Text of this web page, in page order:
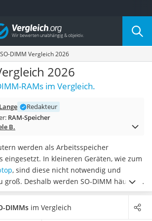
nach Kategorie
SO-DIMM Vergleich 2026
2026
RAMs im Vergleich.
Redakteur
RAM-Speicher
B.
werden als Arbeitsspeicher
eingesetzt. In kleineren Geräten, wie zum
, sind diese nicht notwendig und
groß. Deshalb werden SO-DIMM häufiger
Tests im Internet können diesemit
3.200 MHz besonders viele Schreib-
DIMMs im Vergleich